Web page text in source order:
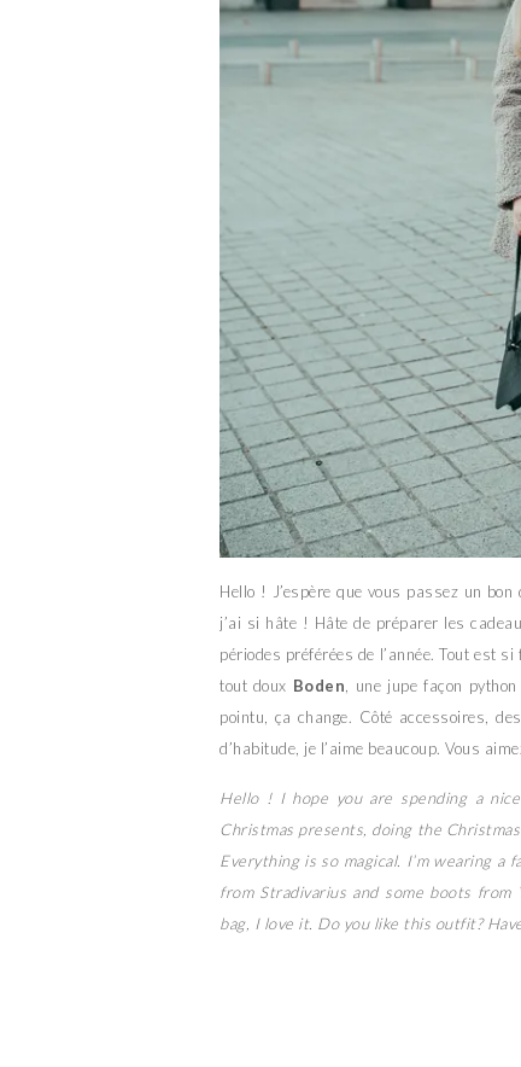
Hello ! J’espère que vous passez un
j’ai si hâte ! Hâte de préparer les
périodes préférées de l’année. Tout est
tout doux Boden , une jupe façon python
pointu, ça change. Côté accessoires,
d’habitude, je l’aime beaucoup. Vous
Hello ! I hope you are spending a
Christmas presents, doing the
Everything is so magical. I’m wearing
from Stradivarius and some boots from
bag, I love it. Do you like this outfit?